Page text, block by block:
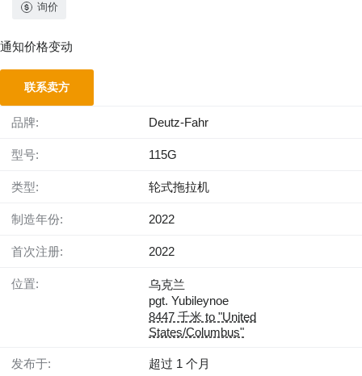
询价
通知价格变动
联系卖方
品牌: Deutz-Fahr
型号: 115G
类型: 轮式拖拉机
制造年份: 2022
首次注册: 2022
位置:
乌克兰
pgt. Yubileynoe
8447 千米 to "United
States/Columbus"
发布于: 超过 1 个月